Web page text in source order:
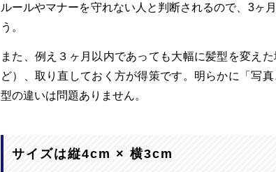
ルールやマナーを守れない人と判断されるので、3ヶ
う。
また、例え３ヶ月以内であっても大幅に髪型を変え
ど）、取り直しておく方が得策です。明らかに「写
型の違いは問題ありません。
サイズは縦4cm × 横3cm